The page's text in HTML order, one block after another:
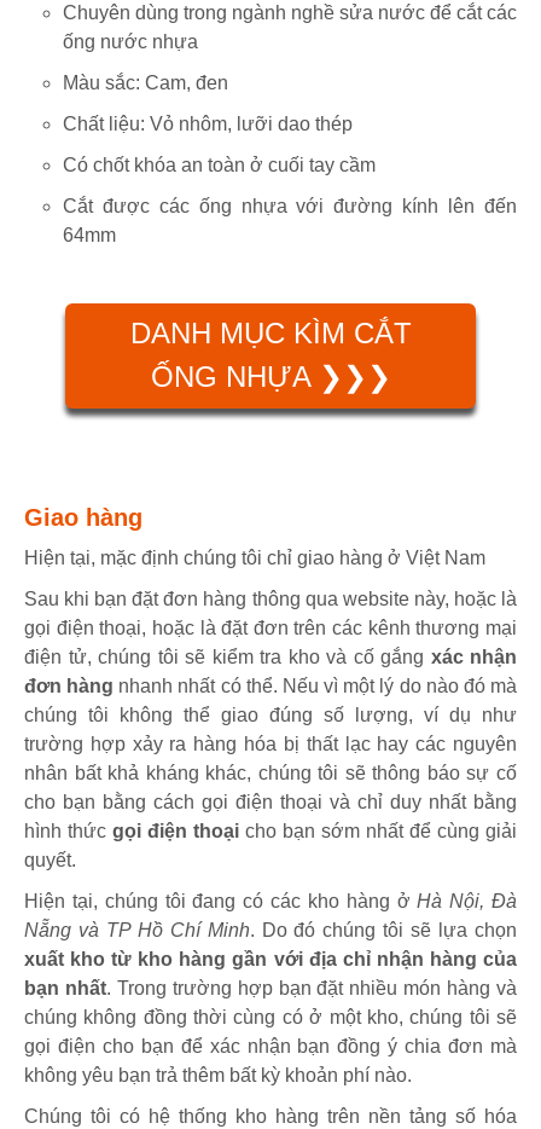
Chuyên dùng trong ngành nghề sửa nước để cắt các
ống nước nhựa
Màu sắc: Cam, đen
Chất liệu: Vỏ nhôm, lưỡi dao thép
Có chốt khóa an toàn ở cuối tay cầm
Cắt được các ống nhựa với đường kính lên đến
64mm
DANH MỤC KÌM CẮT
ỐNG NHỰA ❯❯❯
Giao hàng
Hiện tại, mặc định chúng tôi chỉ giao hàng ở Việt Nam
Sau khi bạn đặt đơn hàng thông qua website này, hoặc là
gọi điện thoại, hoặc là đặt đơn trên các kênh thương mại
điện tử, chúng tôi sẽ kiểm tra kho và cố gắng xác nhận
đơn hàng nhanh nhất có thể. Nếu vì một lý do nào đó mà
chúng tôi không thể giao đúng số lượng, ví dụ như
trường hợp xảy ra hàng hóa bị thất lạc hay các nguyên
nhân bất khả kháng khác, chúng tôi sẽ thông báo sự cố
cho bạn bằng cách gọi điện thoại và chỉ duy nhất bằng
hình thức gọi điện thoại cho bạn sớm nhất để cùng giải
quyết.
Hiện tại, chúng tôi đang có các kho hàng ởHà Nội, Đà
Nẵng và TP Hồ Chí Minh. Do đó chúng tôi sẽ lựa chọn
xuất kho từ kho hàng gần với địa chỉ nhận hàng của
bạn nhất. Trong trường hợp bạn đặt nhiều món hàng và
chúng không đồng thời cùng có ở một kho, chúng tôi sẽ
gọi điện cho bạn để xác nhận bạn đồng ý chia đơn mà
không yêu bạn trả thêm bất kỳ khoản phí nào.
Chúng tôi có hệ thống kho hàng trên nền tảng số hóa